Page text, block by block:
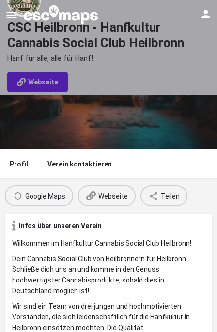
CSC Heilbronn - Hanfkultur
Cannabis Social Club Heilbronn
Hanf für alle, alle für Hanf!
Webseite
Profil Verein kontaktieren
Google Maps Webseite Teilen
Infos über unseren Verein
Willkommen im Hanfkultur Cannabis Social Club Heilbronn!
Dein Cannabis Social Club von Heilbronnern für Heilbronn.
Schließe dich uns an und komme in den Genuss
hochwertigster Cannabisprodukte, sobald dies in
Deutschland möglich ist!
Wir sind ein Team von drei jungen und hochmotivierten
Vorständen, die sich leidenschaftlich für die Hanfkultur in
Heilbronn einsetzen möchten. Die Qualität